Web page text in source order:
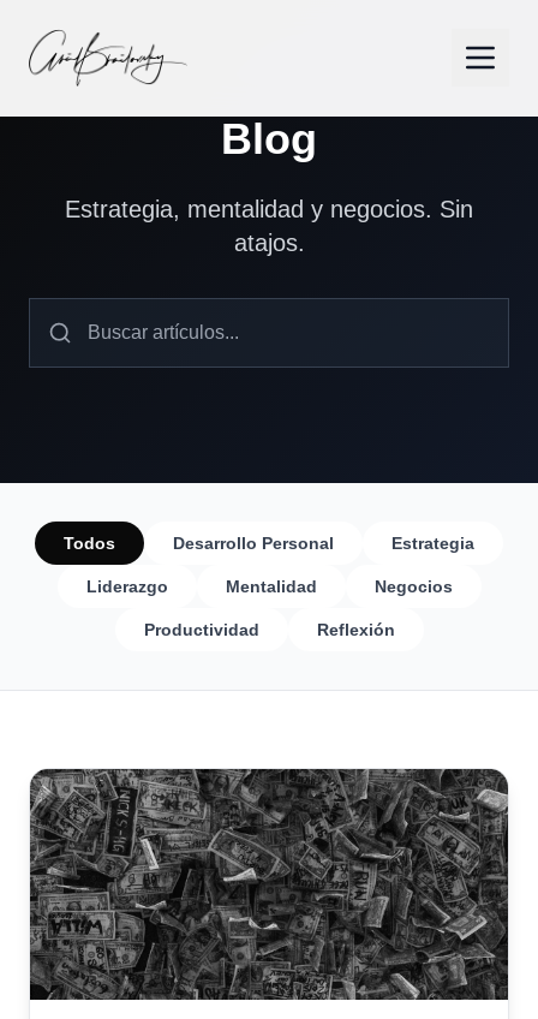
Blog
Estrategia, mentalidad y negocios. Sin
atajos.
Todos Desarrollo Personal Estrategia
Liderazgo Mentalidad Negocios
Productividad Reflexión